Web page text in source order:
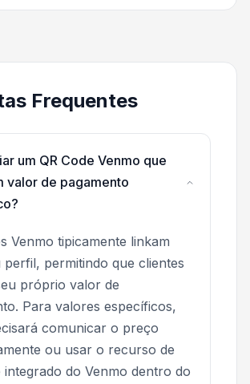
Frequentes
um QR Code Venmo que
valor de pagamento
Venmo tipicamente linkam
perfil, permitindo que clientes
próprio valor de
Para valores específicos,
comunicar o preço
ou usar o recurso de
integrado do Venmo dentro do